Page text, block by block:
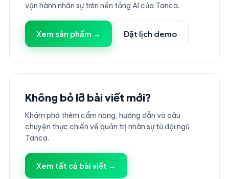
vận hành nhân sự trên nền tảng AI của Tanca.
Xem sản phẩm → Đặt lịch demo
Không bỏ lỡ bài viết mới?
Khám phá thêm cẩm nang, hướng dẫn và câu
chuyện thực chiến về quản trị nhân sự từ đội ngũ
Tanca.
Xem tất cả bài viết →